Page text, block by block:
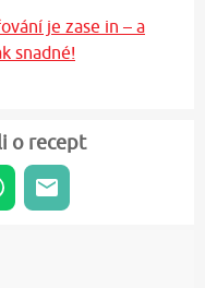
je zase in – a
snadné!
o recept